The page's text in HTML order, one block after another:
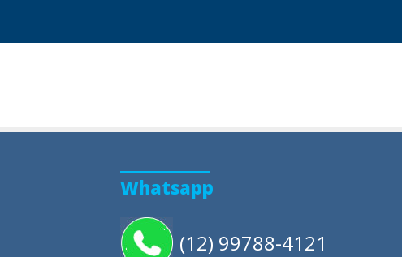
Whatsapp
(12) 99788-4121